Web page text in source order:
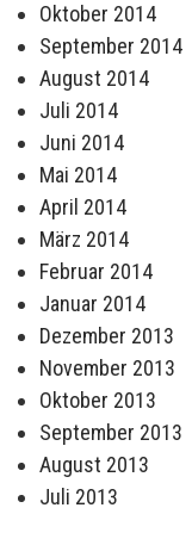
Oktober 2014
September 2014
August 2014
Juli 2014
Juni 2014
Mai 2014
April 2014
März 2014
Februar 2014
Januar 2014
Dezember 2013
November 2013
Oktober 2013
September 2013
August 2013
Juli 2013